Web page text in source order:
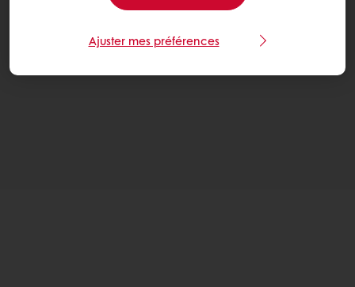
Ajuster mes préférences